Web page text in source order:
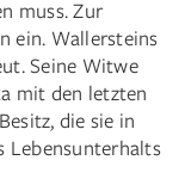
muss. Zur
ein. Wallersteins
Seine Witwe
mit den letzten
die sie in
Lebensunterhalts